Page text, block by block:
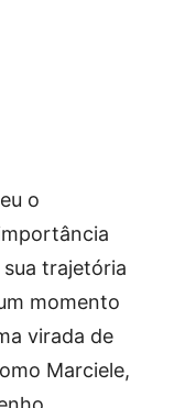
o
trajetória
momento
virada de
Marciele,